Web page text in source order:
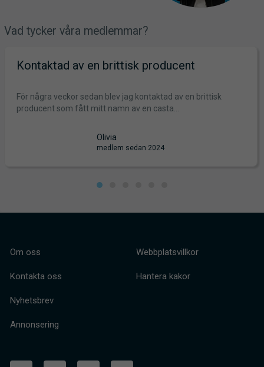
Vad tycker våra medlemmar?
av en brittisk producent
veckor sedan blev jag kontaktad av en brittisk
som fått mitt namn av en casta...
medlem sedan 2024
Om oss
Kontakta oss
Nyhetsbrev
Annonsering
Webbplatsvillkor
Hantera kakor